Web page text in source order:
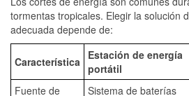
tormentas tropicales. Elegir la solución
adecuada depende de:
Característica
Estación de energía
portátil
Fuente de Sistema de baterías